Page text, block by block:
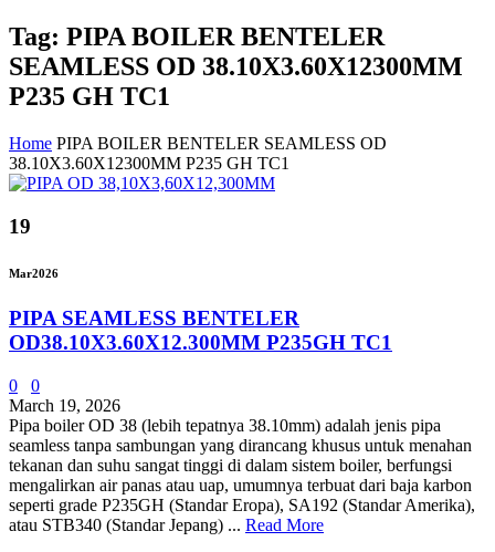
Tag: PIPA BOILER BENTELER
SEAMLESS OD 38.10X3.60X12300MM
P235 GH TC1
Home PIPA BOILER BENTELER SEAMLESS OD
38.10X3.60X12300MM P235 GH TC1
19
Mar2026
PIPA SEAMLESS BENTELER
OD38.10X3.60X12.300MM P235GH TC1
0
0
March 19, 2026
Pipa boiler OD 38 (lebih tepatnya 38.10mm) adalah jenis pipa
seamless tanpa sambungan yang dirancang khusus untuk menahan
tekanan dan suhu sangat tinggi di dalam sistem boiler, berfungsi
mengalirkan air panas atau uap, umumnya terbuat dari baja karbon
seperti grade P235GH (Standar Eropa), SA192 (Standar Amerika),
atau STB340 (Standar Jepang) ... Read More